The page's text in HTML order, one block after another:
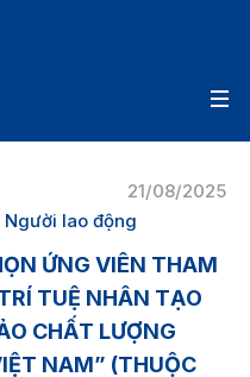
21/08/2025
lao động
ỨNG VIÊN THAM
TUỆ NHÂN TẠO
CHẤT LƯỢNG
NAM” (THUỘC